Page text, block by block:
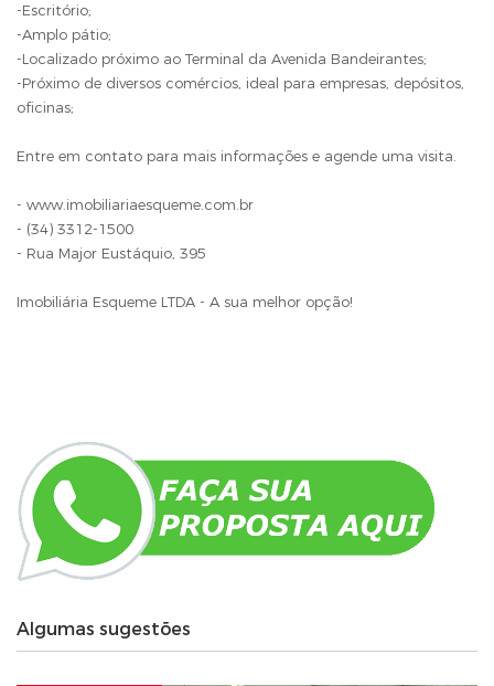
-Escritório;
-Amplo pátio;
-Localizado próximo ao Terminal da Avenida Bandeirantes;
-Próximo de diversos comércios, ideal para empresas, depósitos,
oficinas;
Entre em contato para mais informações e agende uma visita.
- www.imobiliariaesqueme.com.br
- (34) 3312-1500
- Rua Major Eustáquio, 395
Imobiliária Esqueme LTDA - A sua melhor opção!
Algumas sugestões